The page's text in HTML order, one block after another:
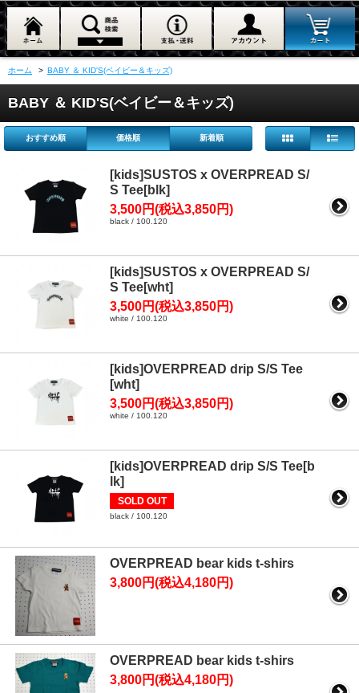
ホーム > BABY ＆ KID'S(ベイビー＆キッズ)
BABY ＆ KID'S(ベイビー＆キッズ)
おすすめ順 価格順 新着順
[kids]SUSTOS x OVERPREAD S/
S Tee[blk]
3,500円(税込3,850円)
black / 100.120
[kids]SUSTOS x OVERPREAD S/
S Tee[wht]
3,500円(税込3,850円)
white / 100.120
[kids]OVERPREAD drip S/S Tee
[wht]
3,500円(税込3,850円)
white / 100.120
[kids]OVERPREAD drip S/S Tee[b
lk]
SOLD OUT
black / 100.120
OVERPREAD bear kids t-shirs
3,800円(税込4,180円)
OVERPREAD bear kids t-shirs
3,800円(税込4,180円)